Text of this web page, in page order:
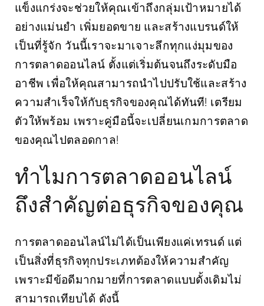
แข็งแกร่งจะช่วยให้คุณเข้าถึงกลุ่มเป้าหมายได้
อย่างแม่นยำ เพิ่มยอดขาย และสร้างแบรนด์ให้
เป็นที่รู้จัก วันนี้เราจะมาเจาะลึกทุกแง่มุมของ
การตลาดออนไลน์ ตั้งแต่เริ่มต้นจนถึงระดับมือ
อาชีพ เพื่อให้คุณสามารถนำไปปรับใช้และสร้าง
ความสำเร็จให้กับธุรกิจของคุณได้ทันที! เตรียม
ตัวให้พร้อม เพราะคู่มือนี้จะเปลี่ยนเกมการตลาด
ของคุณไปตลอดกาล!
ทำไมการตลาดออนไลน์
ถึงสำคัญต่อธุรกิจของคุณ
การตลาดออนไลน์ไม่ได้เป็นเพียงแค่เทรนด์ แต่
เป็นสิ่งที่ธุรกิจทุกประเภทต้องให้ความสำคัญ
เพราะมีข้อดีมากมายที่การตลาดแบบดั้งเดิมไม่
สามารถเทียบได้ ดังนี้